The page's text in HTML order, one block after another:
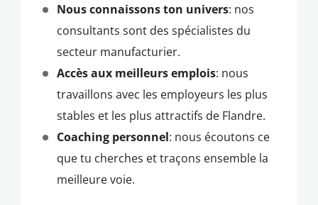
Nous connaissons ton univers: nos
consultants sont des spécialistes du
secteur manufacturier.
Accès aux meilleurs emplois: nous
travaillons avec les employeurs les plus
stables et les plus attractifs de Flandre.
Coaching personnel: nous écoutons ce
que tu cherches et traçons ensemble la
meilleure voie.